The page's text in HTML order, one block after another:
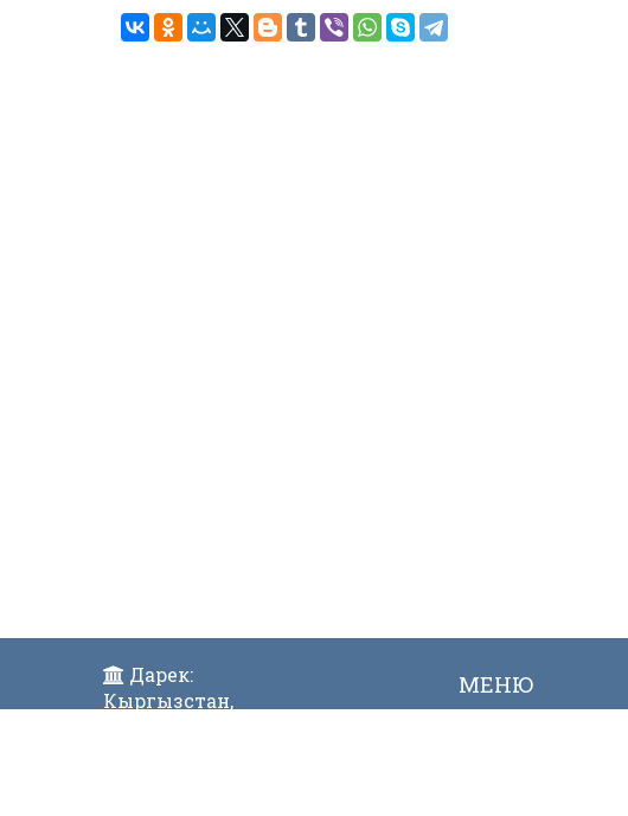
Дарек:
Кыргызстан,
МЕНЮ